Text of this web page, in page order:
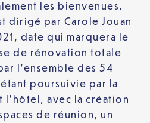
les bienvenues.
dirigé par Carole Jouan
date qui marquera le
de rénovation totale
l’ensemble des 54
poursuivie par la
avec la création
de réunion, un